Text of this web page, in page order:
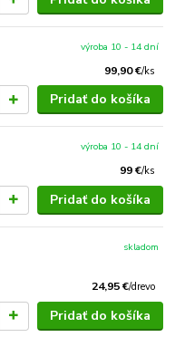
99,90 €/ks
výroba 10 - 14 dní
Pridať do košíka
99 €/ks
výroba 10 - 14 dní
Pridať do košíka
24,95 €/drevo
skladom
Pridať do košíka